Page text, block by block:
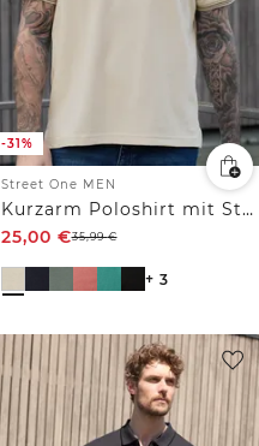
-31%
Street One MEN
Kurzarm Poloshirt mit Struktur
25,00 €35,99€
+ 3